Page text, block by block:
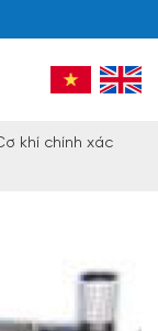
khí chính xác